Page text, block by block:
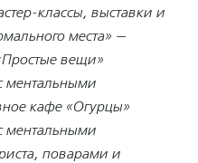
классы, выставки и
места» —
вещи»
ментальными
кафе «Огурцы»
ментальными
поварами и